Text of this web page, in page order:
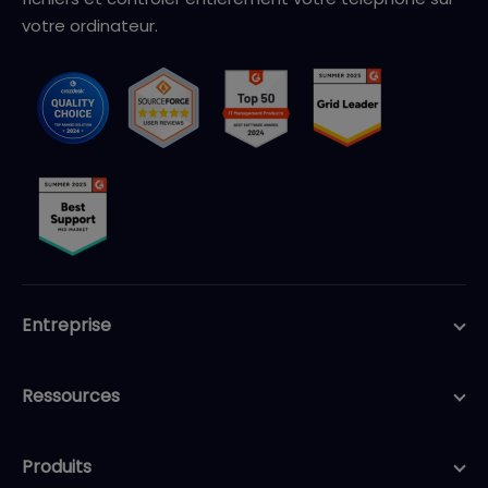
votre ordinateur.
Entreprise
Ressources
Produits